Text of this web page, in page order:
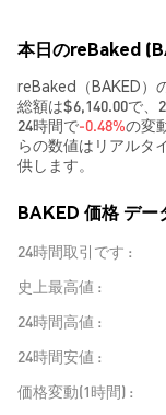
本日のreBaked
reBaked（BAKED）
総額は$6,140.00で
24時間で-0.48%の変
らの数値はリアルタ
供します。
BAKED 価格 デー
24時間取引です
史上最高値
24時間高値
24時間安値
価格変動(1時間)